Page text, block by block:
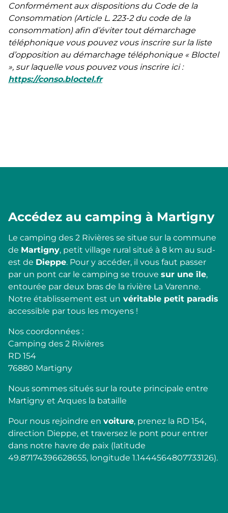
Conformément aux dispositions du Code de la
Consommation (Article L. 223-2 du code de la
consommation) afin d’éviter tout démarchage
téléphonique vous pouvez vous inscrire sur la liste
d’opposition au démarchage téléphonique « Bloctel
», sur laquelle vous pouvez vous inscrire ici :
https://conso.bloctel.fr
Accédez au camping à Martigny
Le camping des 2 Rivières se situe sur la commune
de Martigny, petit village rural situé à 8 km au sud-
est de Dieppe. Pour y accéder, il vous faut passer
par un pont car le camping se trouve sur une île,
entourée par deux bras de la rivière La Varenne.
Notre établissement est un véritable petit paradis
accessible par tous les moyens !
Nos coordonnées :
Camping des 2 Rivières
RD 154
76880 Martigny
Nous sommes situés sur la route principale entre
Martigny et Arques la bataille
Pour nous rejoindre en voiture, prenez la RD 154,
direction Dieppe, et traversez le pont pour entrer
dans notre havre de paix (latitude
49.87174396628655, longitude 1.1444564807733126).